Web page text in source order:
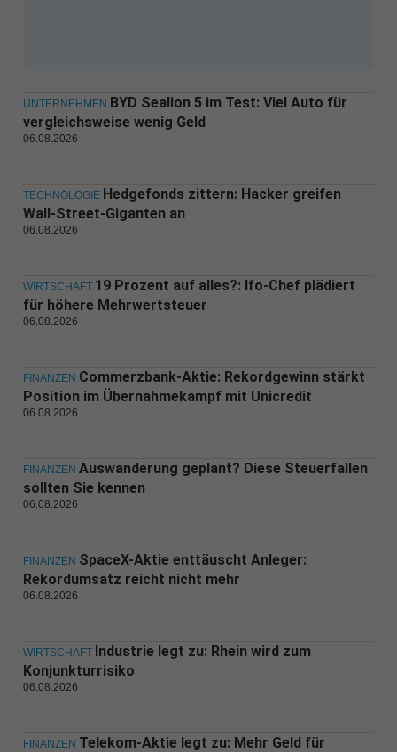
UNTERNEHMEN BYD Sealion 5 im Test: Viel Auto für
vergleichsweise wenig Geld
06.08.2026
TECHNOLOGIE Hedgefonds zittern: Hacker greifen
Wall-Street-Giganten an
06.08.2026
WIRTSCHAFT 19 Prozent auf alles?: Ifo-Chef plädiert
für höhere Mehrwertsteuer
06.08.2026
FINANZEN Commerzbank-Aktie: Rekordgewinn stärkt
Position im Übernahmekampf mit Unicredit
06.08.2026
FINANZEN Auswanderung geplant? Diese Steuerfallen
sollten Sie kennen
06.08.2026
FINANZEN SpaceX-Aktie enttäuscht Anleger:
Rekordumsatz reicht nicht mehr
06.08.2026
WIRTSCHAFT Industrie legt zu: Rhein wird zum
Konjunkturrisiko
06.08.2026
FINANZEN Telekom-Aktie legt zu: Mehr Geld für